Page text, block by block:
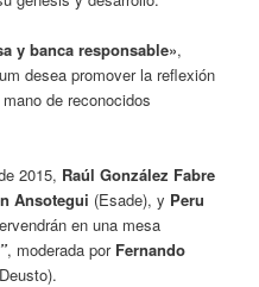
y banca responsable»,
desea promover la reflexión
de reconocidos
2015, Raúl González Fabre
Ansotegui (Esade), y Peru
en una mesa
, moderada por Fernando